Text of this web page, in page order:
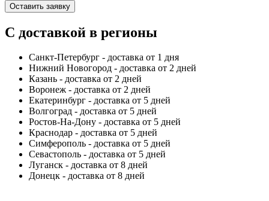
Оставить заявку
С доставкой в регионы
Санкт-Петербург - доставка от 1 дня
Нижний Новогород - доставка от 2 дней
Казань - доставка от 2 дней
Воронеж - доставка от 2 дней
Екатеринбург - доставка от 5 дней
Волгоград - доставка от 5 дней
Ростов-На-Дону - доставка от 5 дней
Краснодар - доставка от 5 дней
Симферополь - доставка от 5 дней
Севастополь - доставка от 5 дней
Луганск - доставка от 8 дней
Донецк - доставка от 8 дней